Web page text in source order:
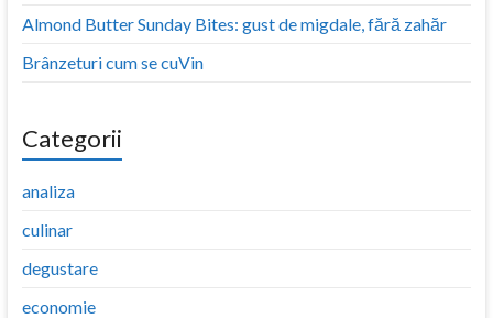
Almond Butter Sunday Bites: gust de migdale, fără zahăr
Brânzeturi cum se cuVin
Categorii
analiza
culinar
degustare
economie